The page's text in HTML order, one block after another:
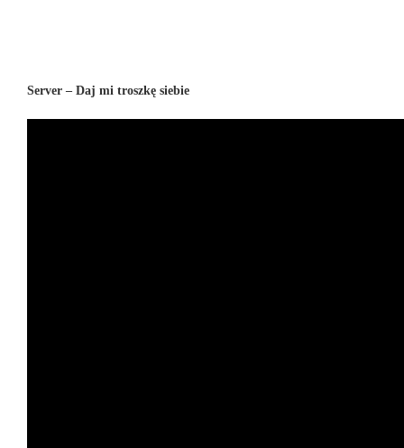
Server – Daj mi troszkę siebie